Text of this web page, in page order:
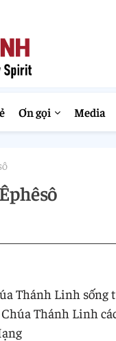
Ơn gọi Media
Thánh Linh sống
Thánh Linh